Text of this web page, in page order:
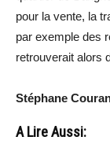
pour la vente, la
par exemple des
retrouverait alors
Stéphane
A Lire Aussi: